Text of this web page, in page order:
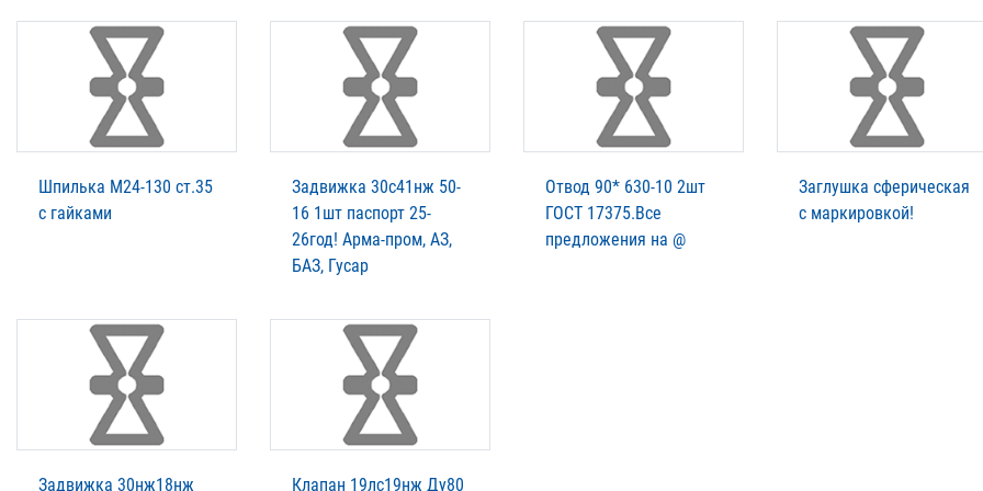
Шпилька М24-130 ст.35
с гайками
Задвижка 30с41нж 50-
16 1шт паспорт 25-
26год! Арма-пром, АЗ,
БАЗ, Гусар
Отвод 90* 630-10 2шт
ГОСТ 17375.Все
предложения на @
Заглушка сферическая
с маркировкой!
Задвижка 30нж18нж Клапан 19лс19нж Ду80